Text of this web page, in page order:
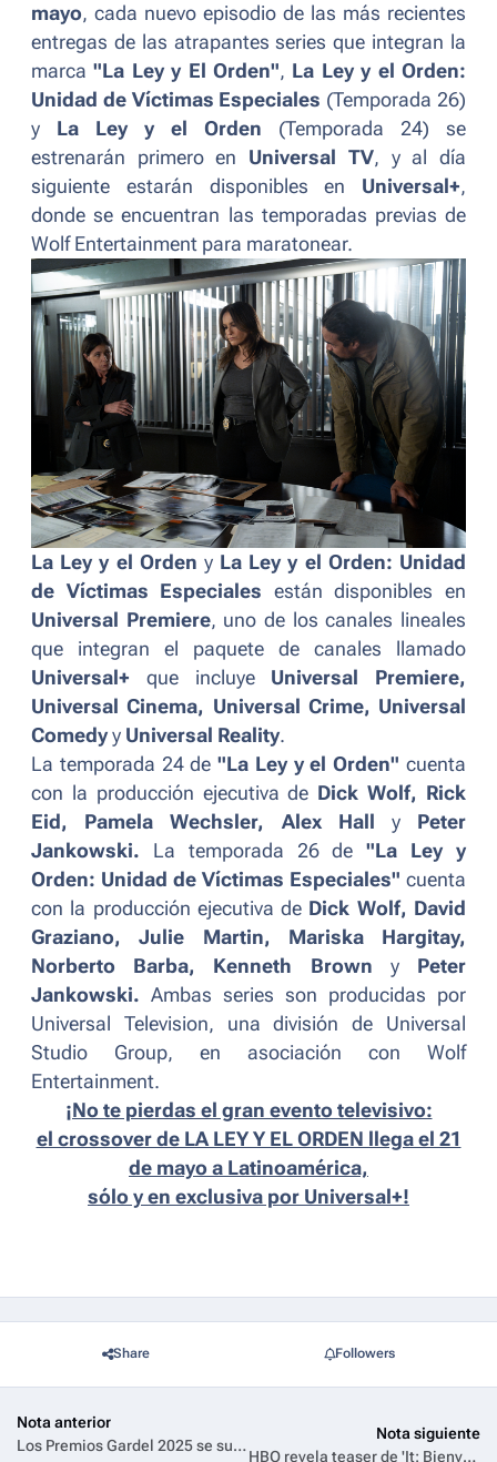
mayo, cada nuevo episodio de las más recientes
entregas de las atrapantes series que integran la
marca"La Ley y El Orden", La Ley y el Orden:
Unidad de Víctimas Especiales (Temporada 26)
y La Ley y el Orden (Temporada 24) se
estrenarán primero en Universal TV, y al día
siguiente estarán disponibles en Universal+,
donde se encuentran las temporadas previas de
Wolf Entertainment para maratonear.
La Ley y el Orden y La Ley y el Orden: Unidad
de Víctimas Especiales están disponibles en
Universal Premiere, uno de los canales lineales
que integran el paquete de canales llamado
Universal+ que incluye Universal Premiere,
Universal Cinema, Universal Crime, Universal
Comedy y Universal Reality.
La temporada 24 de"La Ley y el Orden" cuenta
con la producción ejecutiva de Dick Wolf, Rick
Eid, Pamela Wechsler, Alex Hall y Peter
Jankowski. La temporada 26 de"La Ley y
Orden: Unidad de Víctimas Especiales" cuenta
con la producción ejecutiva de Dick Wolf, David
Graziano, Julie Martin, Mariska Hargitay,
Norberto Barba, Kenneth Brown y Peter
Jankowski. Ambas series son producidas por
Universal Television, una división de Universal
Studio Group, en asociación con Wolf
Entertainment.
¡No te pierdas el gran evento televisivo:
el crossover de LA LEY Y EL ORDEN llega el 21
de mayo a Latinoamérica,
sólo y en exclusiva por Universal+!
Share Followers
Nota anterior
Los Premios Gardel 2025 se suman a la temporada de premios de TNT y Max y se verán en vivo el 18 de junio
Nota siguiente
HBO revela teaser de 'It: Bienvenidos a Derry'